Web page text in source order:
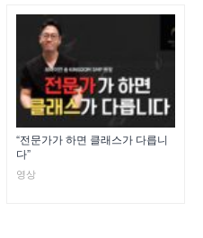
“전문가가 하면 클래스가 다릅니
다”
영상